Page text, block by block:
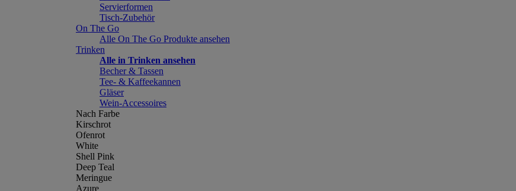
Servierformen
Tisch-Zubehör
On The Go
Alle On The Go Produkte ansehen
Trinken
Alle in Trinken ansehen
Becher & Tassen
Tee- & Kaffeekannen
Gläser
Wein-Accessoires
Nach Farbe
Kirschrot
Ofenrot
White
Shell Pink
Deep Teal
Meringue
Azure